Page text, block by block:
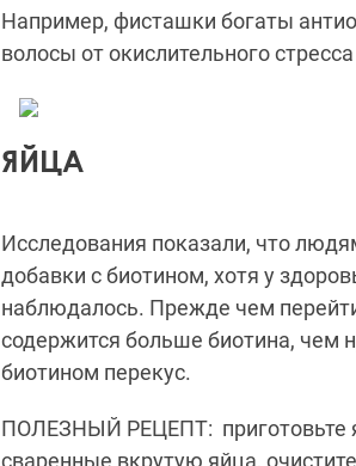
Например, фисташки богаты
волосы от окислительного
ЯЙЦА
Исследования показали, что
добавки с биотином, хотя у
наблюдалось. Прежде чем
содержится больше биотина, чем
биотином перекус.
ПОЛЕЗНЫЙ РЕЦЕПТ: приготовьте
сваренные вкрутую яйца,